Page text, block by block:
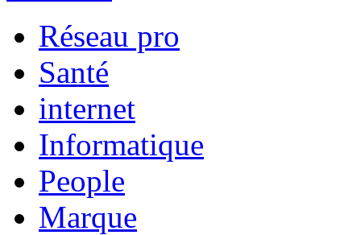
Réseau pro
Santé
internet
Informatique
People
Marque